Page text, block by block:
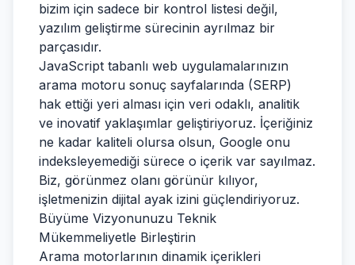
bizim için sadece bir kontrol listesi değil,
yazılım geliştirme sürecinin ayrılmaz bir
parçasıdır.
JavaScript tabanlı web uygulamalarınızın
arama motoru sonuç sayfalarında (SERP)
hak ettiği yeri alması için veri odaklı, analitik
ve inovatif yaklaşımlar geliştiriyoruz. İçeriğiniz
ne kadar kaliteli olursa olsun, Google onu
indeksleyemediği sürece o içerik var sayılmaz.
Biz, görünmez olanı görünür kılıyor,
işletmenizin dijital ayak izini güçlendiriyoruz.
Büyüme Vizyonunuzu Teknik
Mükemmeliyetle Birleştirin
Arama motorlarının dinamik içerikleri